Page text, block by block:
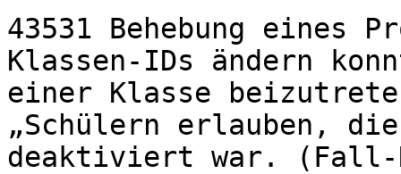
43531 Behebung eines
Klassen-IDs ändern
einer Klasse
„Schülern erlauben,
deaktiviert war. (Fall-